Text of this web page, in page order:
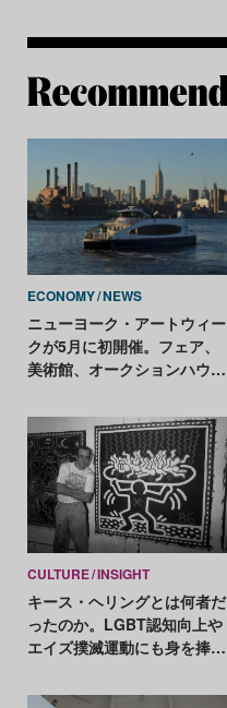
ECONOMY NEWS
ニューヨーク・アートウィー
クが5月に初開催。フェア、
美術館、オークションハウス
CULTURE INSIGHT
キース・ヘリングとは何者だ
ったのか。LGBT認知向上や
エイズ撲滅運動にも身を捧げ